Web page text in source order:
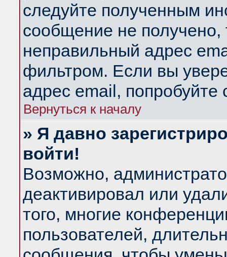
следуйте полученным
сообщение не получено,
неправильный адрес
фильтром. Если вы
адрес email, попробуйте
Вернуться к началу
» Я давно
войти!
Возможно,
деактивировал или
того, многие
пользователей,